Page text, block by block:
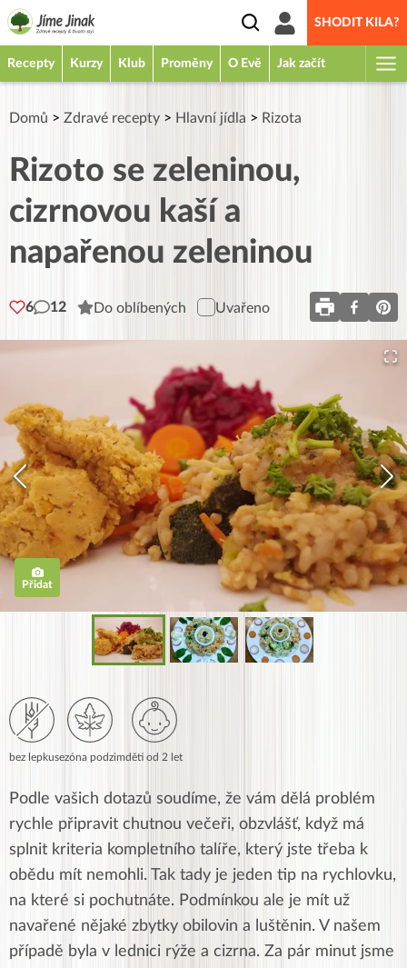
SHODIT KILA?
Recepty Kurzy Klub Proměny O Evě Jak začít
Domů > Zdravé recepty > Hlavní jídla > Rizota
Rizoto se zeleninou,
cizrnovou kaší a
napařenou zeleninou
6 12 Do oblíbených Uvařeno
Přidat
bez lepkusezóna podzimděti od 2 let
Podle vašich dotazů soudíme, že vám dělá problém
rychle připravit chutnou večeři, obzvlášť, když má
splnit kriteria kompletního talíře, který jste třeba k
obědu mít nemohli. Tak tady je jeden tip na rychlovku,
na které si pochutnáte. Podmínkou ale je mít už
navařené nějaké zbytky obilovin a luštěnin. V našem
případě byla v lednici rýže a cizrna. Za pár minut jsme